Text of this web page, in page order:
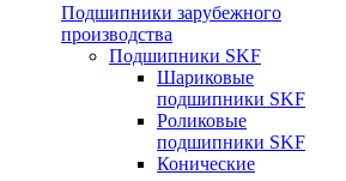
Подшипники зарубежного
производства
Подшипники SKF
Шариковые
подшипники SKF
Роликовые
подшипники SKF
Конические